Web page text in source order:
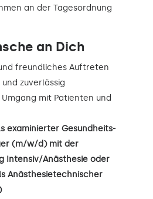
an der Tagesordnung
an Dich
freundliches Auftreten
zuverlässig
mit Patienten und
examinierter Gesundheits-
(m/w/d) mit der
Intensiv/Anästhesie oder
Anästhesietechnischer